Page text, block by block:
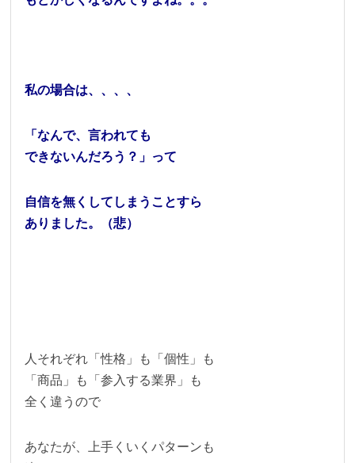
私の場合は、、、、
「なんで、言われても
できないんだろう？」って
自信を無くしてしまうことすら
ありました。（悲）
人それぞれ「性格」も「個性」も
「商品」も「参入する業界」も
全く違うので
あなたが、上手くいくパターンも